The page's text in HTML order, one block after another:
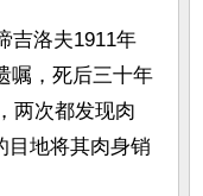
吉洛夫1911年
嘱，死后三十年
两次都发现肉
目地将其肉身销